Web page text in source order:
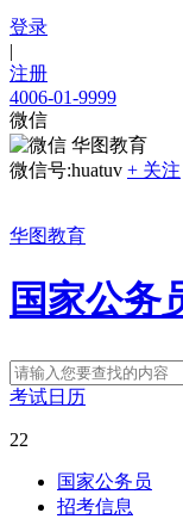
登录
|
注册
4006-01-9999
微信
华图教育
微信号:huatuv + 关注
华图教育
国家公务
考试日历
22
国家公务员
招考信息